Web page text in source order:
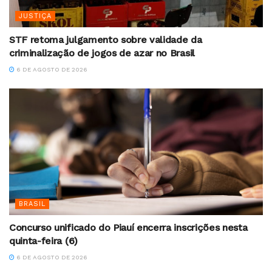
JUSTIÇA
STF retoma julgamento sobre validade da
criminalização de jogos de azar no Brasil
6 DE AGOSTO DE 2026
BRASIL
Concurso unificado do Piauí encerra inscrições nesta
quinta-feira (6)
6 DE AGOSTO DE 2026